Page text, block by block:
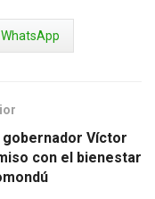
WhatsApp
gobernador Víctor
con el bienestar